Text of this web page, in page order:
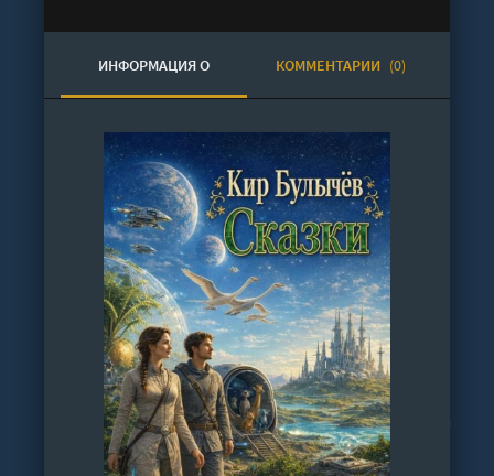
ИНФОРМАЦИЯ О
АУДИОКНИГЕ
КОММЕНТАРИИ (0)